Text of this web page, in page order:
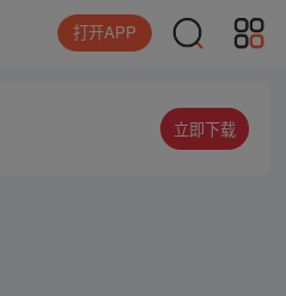
打开APP
立即下载